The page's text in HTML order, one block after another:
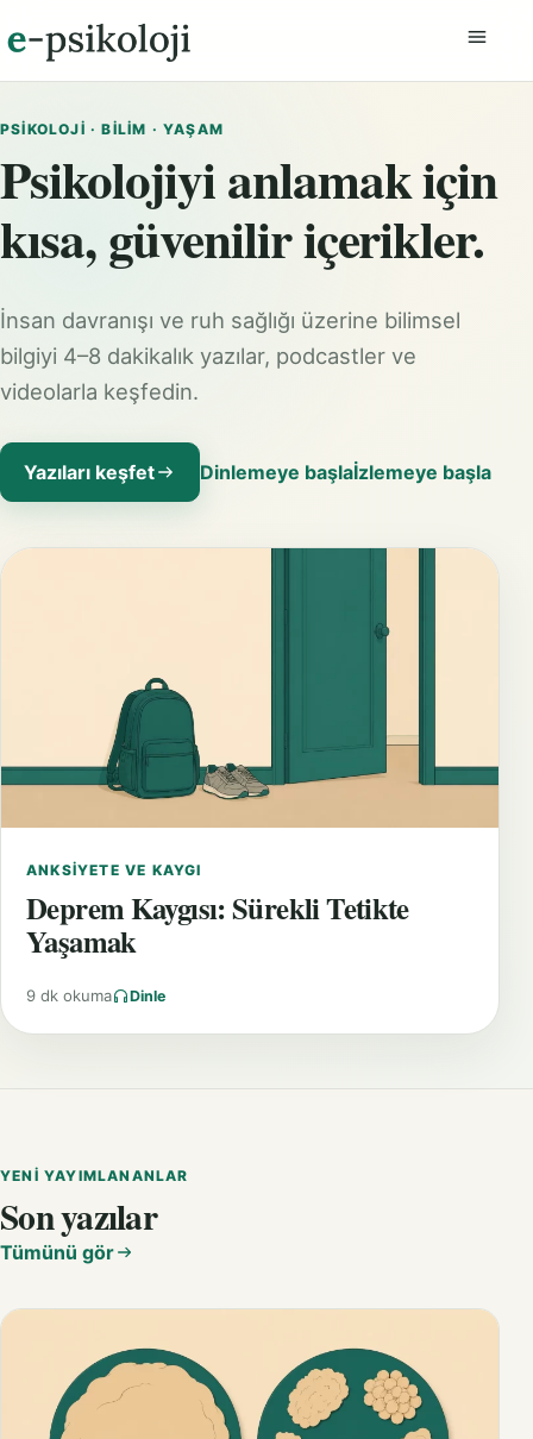
PSIKOLOJI · BILIM · YAŞAM
Psikolojiyi anlamak için
kısa, güvenilir içerikler.
İnsan davranışı ve ruh sağlığı üzerine bilimsel
bilgiyi 4–8 dakikalık yazılar, podcastler ve
videolarla keşfedin.
Yazıları keşfet Dinlemeye başlaİzlemeye başla
ANKSIYETE VE KAYGI
Deprem Kaygısı: Sürekli Tetikte
Yaşamak
9 dk okuma Dinle
YENI YAYIMLANANLAR
Son yazılar
Tümünü gör